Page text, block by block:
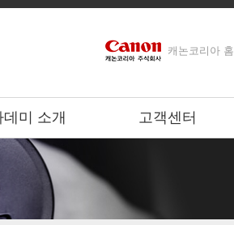
캐논코리아 홈
미 소개 고객센터